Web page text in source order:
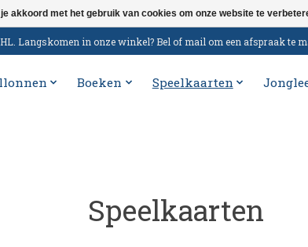
Langskomen in onze winkel? Bel of mail om een afspraak te
Boeken Speelkaarten
Speelkaarten
akkoord met het gebruik van cookies om onze website te